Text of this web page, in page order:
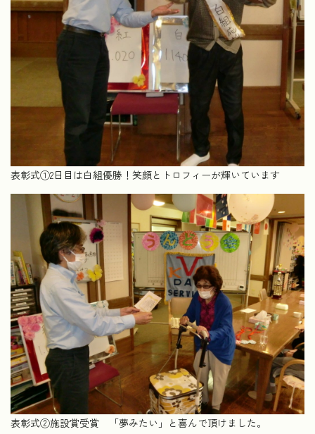
表彰式①2日目は白組優勝！笑顔とトロフィーが輝いています
表彰式②施設賞受賞 「夢みたい」と喜んで頂けました。